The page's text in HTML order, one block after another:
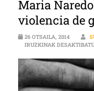
Maria
violencia de
26 OTSAILA, 2014
IRUZKINAK